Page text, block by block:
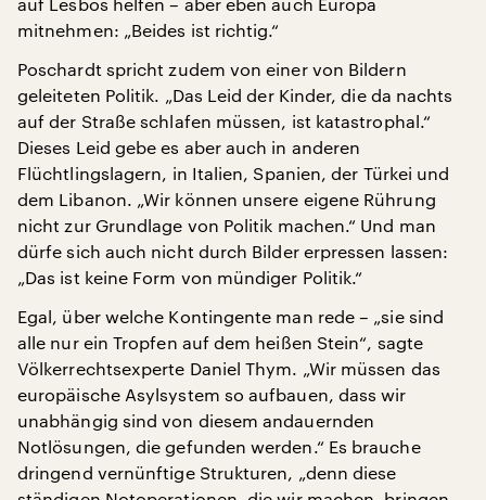
mitnehmen: „Beides ist richtig.“
Poschardt spricht zudem von einer von Bildern
geleiteten Politik. „Das Leid der Kinder, die da nachts
auf der Straße schlafen müssen, ist katastrophal.“
Dieses Leid gebe es aber auch in anderen
Flüchtlingslagern, in Italien, Spanien, der Türkei und
dem Libanon. „Wir können unsere eigene Rührung
nicht zur Grundlage von Politik machen.“ Und man
dürfe sich auch nicht durch Bilder erpressen lassen:
„Das ist keine Form von mündiger Politik.“
Egal, über welche Kontingente man rede – „sie sind
alle nur ein Tropfen auf dem heißen Stein“, sagte
Völkerrechtsexperte Daniel Thym. „Wir müssen das
europäische Asylsystem so aufbauen, dass wir
unabhängig sind von diesem andauernden
Notlösungen, die gefunden werden.“ Es brauche
dringend vernünftige Strukturen, „denn diese